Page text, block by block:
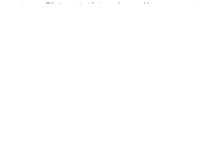
Pilotage stratégique de vos dépenses